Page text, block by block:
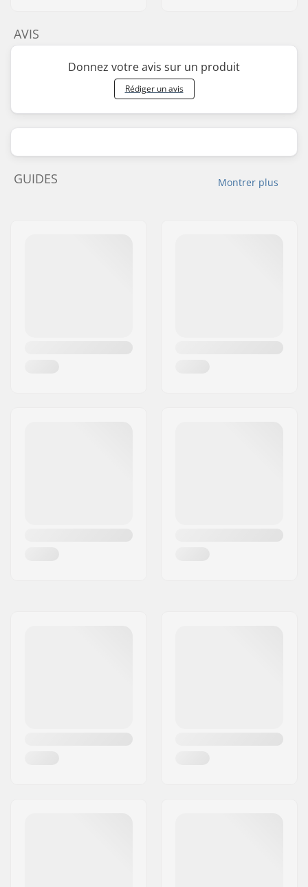
AVIS
Donnez votre avis sur un produit
Rédiger un avis
Montrer plus
GUIDES